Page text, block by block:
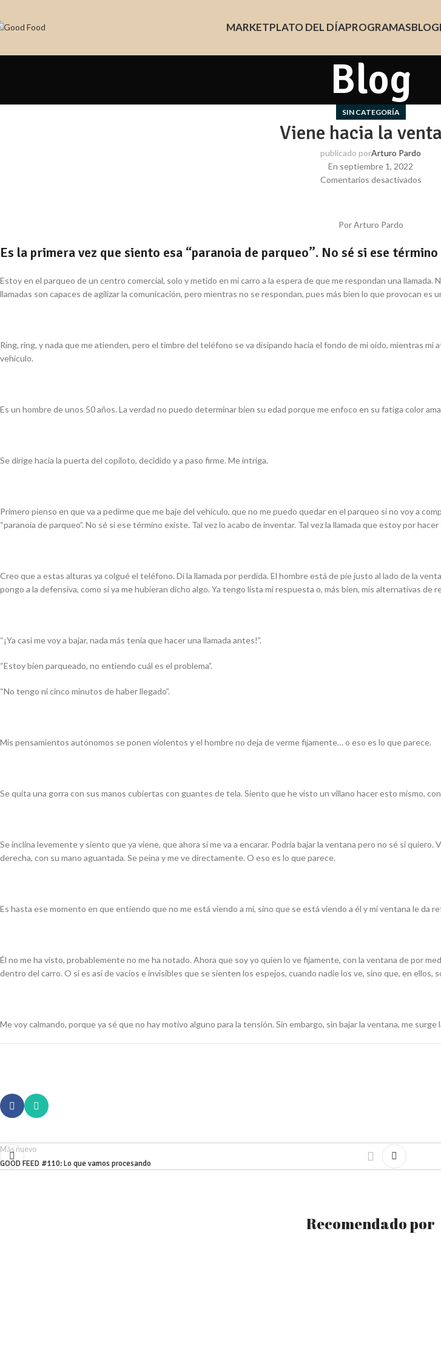
MARKETPLATO DEL DÍAPROGRAMASBLOG
Blog
SIN CATEGORÍA
Viene hacia la
publicado porArturo Pardo
En septiembre 1, 2022
Comentarios desactivados
Por Arturo Pardo
Es la primera vez que siento esa “paranoia de parqueo”. No sé si ese
Estoy en el parqueo de un centro comercial, solo y metido en mi carro a la espera de que me respondan una
llamadas son capaces de agilizar la comunicación, pero mientras no se respondan, pues más bien lo que provocan es
Ring, ring, y nada que me atienden, pero el timbre del teléfono se va disipando hacia el fondo de mi oído, mientras
vehículo.
Es un hombre de unos 50 años. La verdad no puedo determinar bien su edad porque me enfoco en su fatiga color
Se dirige hacia la puerta del copiloto, decidido y a paso firme. Me intriga.
Primero pienso en que va a pedirme que me baje del vehículo, que no me puedo quedar en el parqueo si no voy a
“paranoia de parqueo”. No sé si ese término existe. Tal vez lo acabo de inventar. Tal vez la llamada que estoy por
Creo que a estas alturas ya colgué el teléfono. Di la llamada por perdida. El hombre está de pie justo al lado de la
pongo a la defensiva, como si ya me hubieran dicho algo. Ya tengo lista mi respuesta o, más bien, mis alternativas de
“¡Ya casi me voy a bajar, nada más tenía que hacer una llamada antes!”.
“Estoy bien parqueado, no entiendo cuál es el problema”.
“No tengo ni cinco minutos de haber llegado”.
Mis pensamientos autónomos se ponen violentos y el hombre no deja de verme fijamente… o eso es lo que parece.
Se quita una gorra con sus manos cubiertas con guantes de tela. Siento que he visto un villano hacer esto mismo,
Se inclina levemente y siento que ya viene, que ahora sí me va a encarar. Podría bajar la ventana pero no sé si
derecha, con su mano aguantada. Se peina y me ve directamente. O eso es lo que parece.
Es hasta ese momento en que entiendo que no me está viendo a mí, sino que se está viendo a él y mi ventana le da
Él no me ha visto, probablemente no me ha notado. Ahora que soy yo quien lo ve fijamente, con la ventana de por
dentro del carro. O si es así de vacíos e invisibles que se sienten los espejos, cuando nadie los ve, sino que, en ellos,
Me voy calmando, porque ya sé que no hay motivo alguno para la tensión. Sin embargo, sin bajar la ventana, me
Más nuevo
GOOD FEED #110: Lo que vamos procesando
Recomendado por